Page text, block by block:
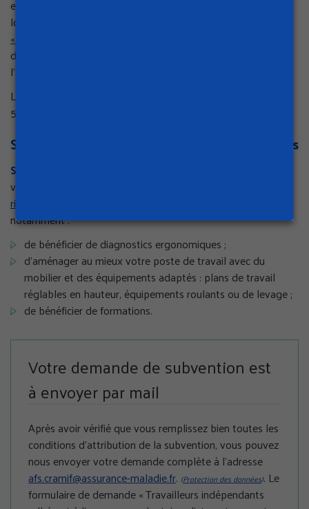
TOUT ACCEPTER
TOUS REFUSER
et de hauteur, de troubles musculosquelettiques et de
lombalgies liées aux charges lourdes, la
« Prévention Métiers du bâtiment Indépendants »
disponible. Elle peut vous aider à financer jusqu’à 50 % de
l’investissement hors taxes pour de l'achat d'équipements.
Le montant de la subvention accordée est plafonné à
5 000 € HT.
Subvention Prévention Risques Ergonomiques
Si vous avez souscrit une assurance volontaire AT/MP
vous pouvez être éligible à la
risques ergonomiques
notamment :
de bénéficier de diagnostics ergonomiques ;
d’aménager au mieux votre poste de travail avec du
mobilier et des équipements adaptés : plans de travail
réglables en hauteur, équipements roulants ou de levage ;
de bénéficier de formations.
Votre demande de subvention est
à envoyer par mail
Après avoir vérifié que vous remplissez bien toutes les
conditions d’attribution de la subvention, vous pouvez
nous envoyer votre demande complète à l’adresse
afs.cramif@assurance-maladie.fr. (Protection des données). Le
formulaire de demande « Travailleurs indépendants